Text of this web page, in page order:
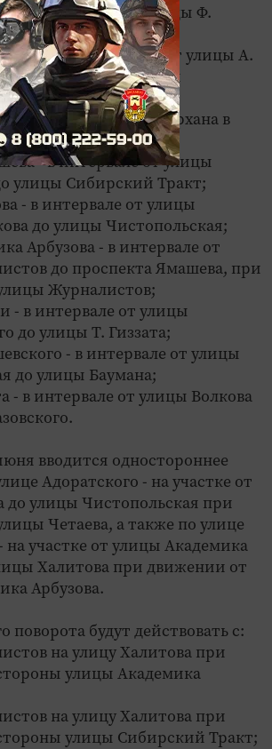
- в интервале от улицы Ф.
Чистопольская;
- в интервале от улицы А.
Ямашева, при
А. Бичурина (за
на улицу Ф. Амирхана в
С. Хакима);
- в интервале от улицы
улицы Сибирский Тракт;
- в интервале от улицы
до улицы Чистопольская;
Арбузова - в интервале от
до проспекта Ямашева, при
Журналистов;
- в интервале от улицы
до улицы Т. Гиззата;
- в интервале от улицы
до улицы Баумана;
- в интервале от улицы Волкова
вводится одностороннее
Адоратского - на участке от
до улицы Чистопольская при
Четаева, а также по улице
участке от улицы Академика
Халитова при движении от
Арбузова.
поворота будут действовать с:
на улицу Халитова при
улицы Академика
на улицу Халитова при
улицы Сибирский Тракт;